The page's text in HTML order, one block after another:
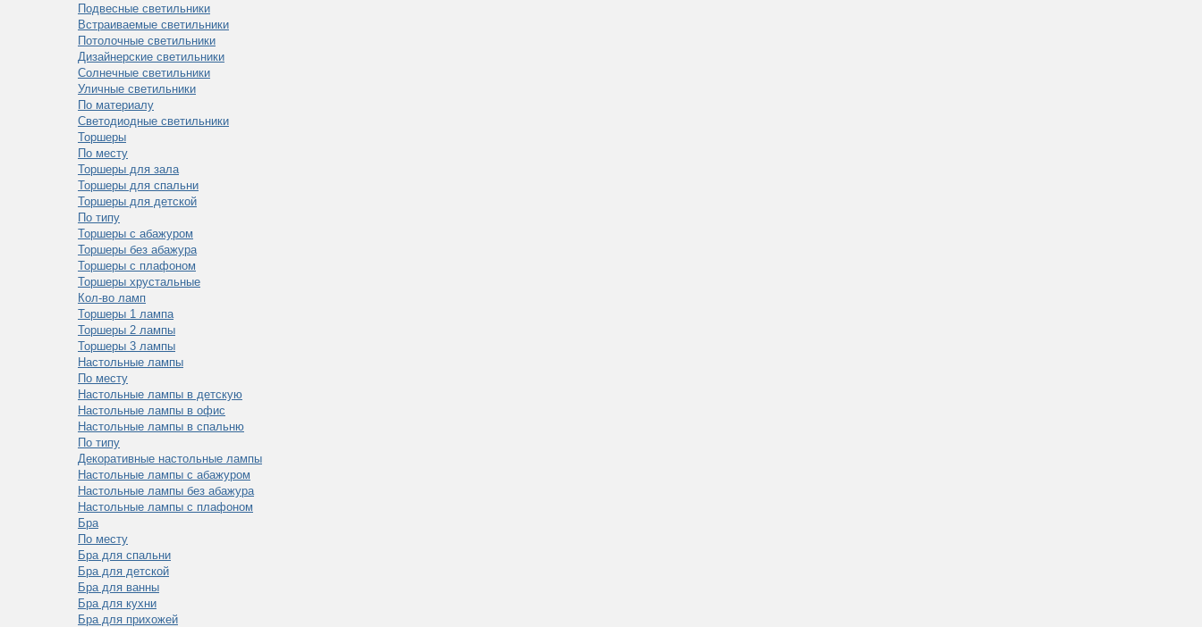
Подвесные светильники
Встраиваемые светильники
Потолочные светильники
Дизайнерские светильники
Солнечные светильники
Уличные светильники
По материалу
Светодиодные светильники
Торшеры
По месту
Торшеры для зала
Торшеры для спальни
Торшеры для детской
По типу
Торшеры с абажуром
Торшеры без абажура
Торшеры с плафоном
Торшеры хрустальные
Кол-во ламп
Торшеры 1 лампа
Торшеры 2 лампы
Торшеры 3 лампы
Настольные лампы
По месту
Настольные лампы в детскую
Настольные лампы в офис
Настольные лампы в спальню
По типу
Декоративные настольные лампы
Настольные лампы с абажуром
Настольные лампы без абажура
Настольные лампы с плафоном
Бра
По месту
Бра для спальни
Бра для детской
Бра для ванны
Бра для кухни
Бра для прихожей